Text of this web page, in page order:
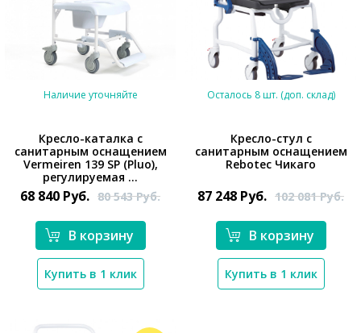
*}
Наличие уточняйте
Кресло-каталка с
санитарным оснащением
Vermeiren 139 SP (Pluo),
регулируемая ...
68 840 Руб. 80 543Руб.
В корзину
Купить в 1 клик
*}
Осталось 8 шт. (доп. склад)
Кресло-стул с
санитарным оснащением
Rebotec Чикаго
87 248 Руб. 102 081Руб.
В корзину
Купить в 1 клик